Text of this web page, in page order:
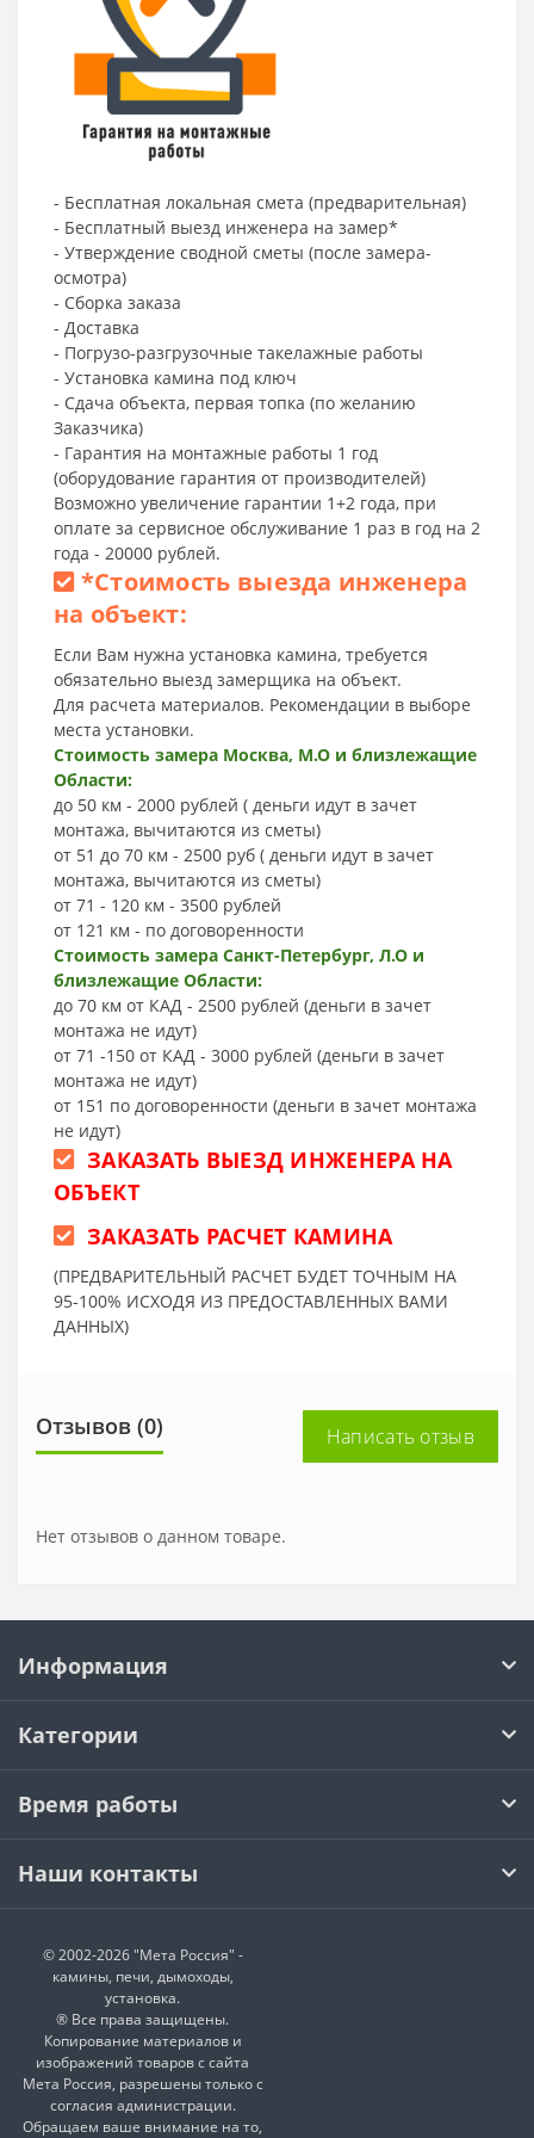
- Бесплатная локальная смета (предварительная)
- Бесплатный выезд инженера на замер*
- Утверждение сводной сметы (после замера-
осмотра)
- Сборка заказа
- Доставка
- Погрузо-разгрузочные такелажные работы
- Установка камина под ключ
- Сдача объекта, первая топка (по желанию
Заказчика)
- Гарантия на монтажные работы 1 год
(оборудование гарантия от производителей)
Возможно увеличение гарантии 1+2 года, при
оплате за сервисное обслуживание 1 раз в год на 2
года - 20000 рублей.
*Стоимость выезда инженера
на объект:
Если Вам нужна установка камина, требуется
обязательно выезд замерщика на объект.
Для расчета материалов. Рекомендации в выборе
места установки.
Стоимость замера Москва, М.О и близлежащие
Области:
до 50 км - 2000 рублей ( деньги идут в зачет
монтажа, вычитаются из сметы)
от 51 до 70 км - 2500 руб ( деньги идут в зачет
монтажа, вычитаются из сметы)
от 71 - 120 км - 3500 рублей
от 121 км - по договоренности
Стоимость замера Санкт-Петербург, Л.О и
близлежащие Области:
до 70 км от КАД - 2500 рублей (деньги в зачет
монтажа не идут)
от 71 -150 от КАД - 3000 рублей (деньги в зачет
монтажа не идут)
от 151 по договоренности (деньги в зачет монтажа
не идут)
ЗАКАЗАТЬ ВЫЕЗД ИНЖЕНЕРА НА
ОБЪЕКТ
ЗАКАЗАТЬ РАСЧЕТ КАМИНА
(ПРЕДВАРИТЕЛЬНЫЙ РАСЧЕТ БУДЕТ ТОЧНЫМ НА
95-100% ИСХОДЯ ИЗ ПРЕДОСТАВЛЕННЫХ ВАМИ
ДАННЫХ)
Отзывов (0) Написать отзыв
Нет отзывов о данном товаре.
Информация
Категории
Время работы
Наши контакты
© 2002-2026 "Мета Россия" -
камины, печи, дымоходы,
установка.
® Все права защищены.
Копирование материалов и
изображений товаров с сайта
Мета Россия, разрешены только с
согласия администрации.
Обращаем ваше внимание на то,